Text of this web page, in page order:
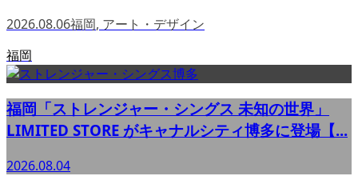
2026.08.06福岡, アート・デザイン
福岡
福岡「ストレンジャー・シングス 未知の世界」
LIMITED STORE がキャナルシティ博多に登場【...
2026.08.04